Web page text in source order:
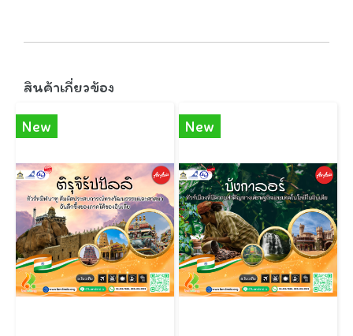
สินค้าเกี่ยวข้อง
New New